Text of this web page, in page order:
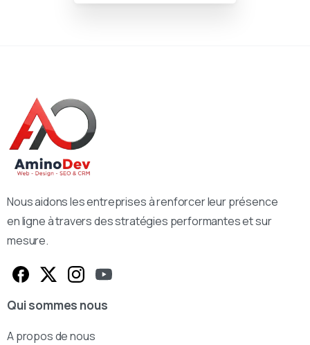
Nous aidons les entreprises à renforcer leur présence
en ligne à travers des stratégies performantes et sur
mesure.
Qui sommes nous
A propos de nous